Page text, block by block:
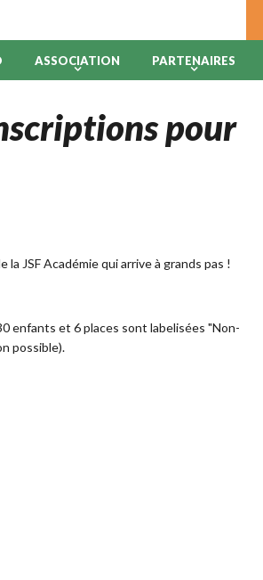
ASSOCIATION PARTENAIRES
pour
JSF Académie qui arrive à grands pas !
enfants et 6 places sont labelisées "Non-
possible).